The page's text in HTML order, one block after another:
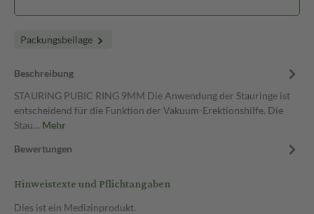
Packungsbeilage
Beschreibung
STAURING PUBIC RING 9MM Die Anwendung der Stauringe ist
entscheidend für die Funktion der Vakuum-Erektionshilfe. Die
Stau… Mehr
Bewertungen
Hinweistexte und Pflichtangaben
Dies ist ein Medizinprodukt.